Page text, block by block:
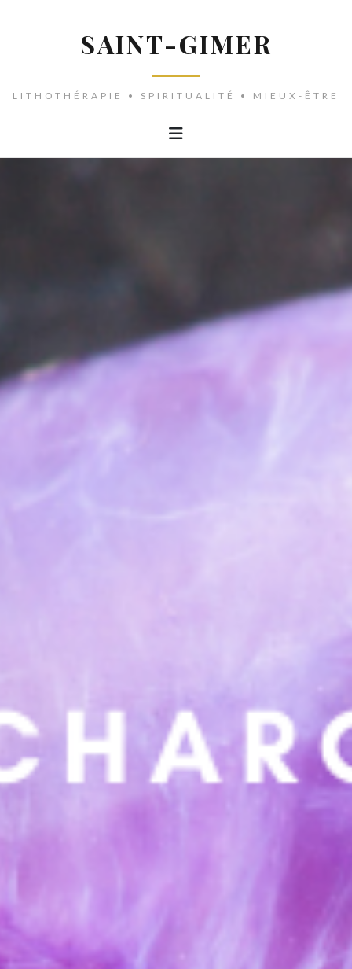
SAINT-GIMER
LITHOTHÉRAPIE • SPIRITUALITÉ • MIEUX-ÊTRE